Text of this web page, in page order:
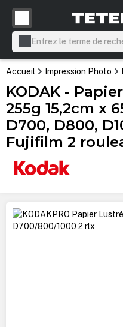
principal
Accueil Impression Photo
KODAK -
255g 15,2cm x
D700, D800,
Fujifilm 2
Ignorer la galerie d'images